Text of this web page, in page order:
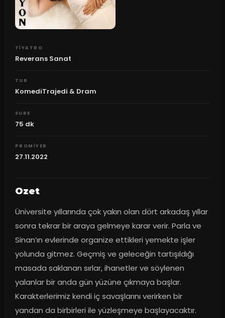
TIYATRO
Reverans Sanat
TUR
KomediTrajedi & Dram
SURE
75 dk
PROMIYER
27.11.2022
Ozet
Üniversite yıllarında çok yakın olan dört arkadaş yıllar
sonra tekrar bir araya gelmeye karar verir. Parla ve
Sinan’ın evlerinde organize ettikleri yemekte işler
yolunda gitmez. Geçmiş ve geleceğin tartışıldığı
masada saklanan sırlar, ihanetler ve söylenen
yalanlar bir anda gün yüzüne çıkmaya başlar.
Karakterlerimiz kendi iç savaşlarını verirken bir
yandan da birbirleri ile yüzleşmeye başlayacaktır.